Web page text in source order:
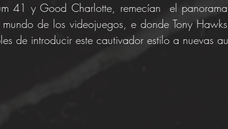
41 y Good Charlotte, remecían  el
de los videojuegos, e donde Tony
de introducir este cautivador estilo a nuevas